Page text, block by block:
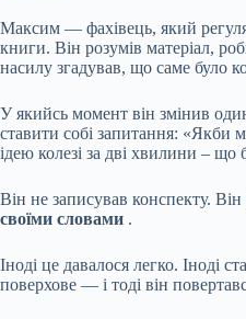
Максим — фахівець, який
книги. Він розумів матеріал,
насилу згадував, що саме було
У якийсь момент він змінив
ставити собі запитання: «Якби
ідею колезі за дві хвилини – що
Він не записував конспекту. Він
своїми словами .
Іноді це давалося легко. Іноді
поверхове — і тоді він